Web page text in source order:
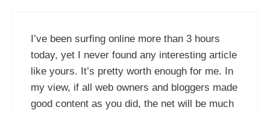
I’ve been surfing online more than 3 hours
today, yet I never found any interesting article
like yours. It’s pretty worth enough for me. In
my view, if all web owners and bloggers made
good content as you did, the net will be much